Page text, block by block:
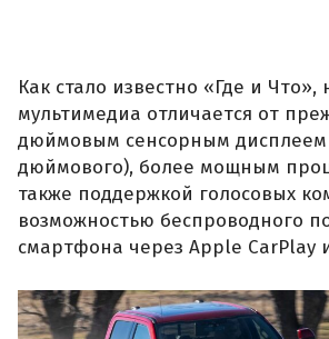
Как стало известно «Где и Что»,
мультимедиа отличается от
дюймовым сенсорным дисплеем
дюймового), более мощным
также поддержкой голосовых
возможностью беспроводного
смартфона через Apple CarPlay